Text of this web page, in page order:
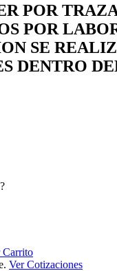
POR
POR
SE
DENTRO
Carrito
Ver Cotizaciones